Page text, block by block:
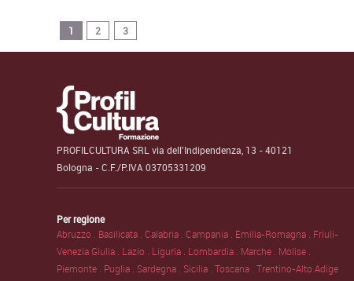
1 2 3
PROFILCULTURA SRL via dell'Indipendenza, 13 - 40121
Bologna - C.F./P.IVA 03705331209
Per regione
Abruzzo . Basilicata . Calabria . Campania . Emilia-Romagna . Friuli-
Venezia Giulia . Lazio . Liguria . Lombardia . Marche . Molise .
Piemonte . Puglia . Sardegna . Sicilia . Toscana . Trentino-Alto Adige